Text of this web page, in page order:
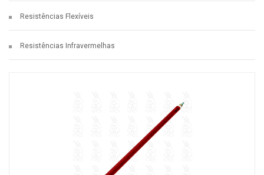
Resistências Flexíveis
Resistências Infravermelhas